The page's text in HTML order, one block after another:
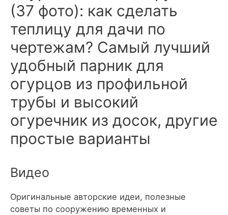
(37 фото): как сделать
теплицу для дачи по
чертежам? Самый лучший
удобный парник для
огурцов из профильной
трубы и высокий
огуречник из досок, другие
простые варианты
Видео
Оригинальные авторские идеи, полезные
советы по сооружению временных и